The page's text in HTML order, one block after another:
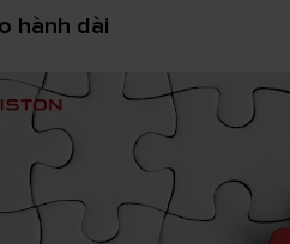
hành dài